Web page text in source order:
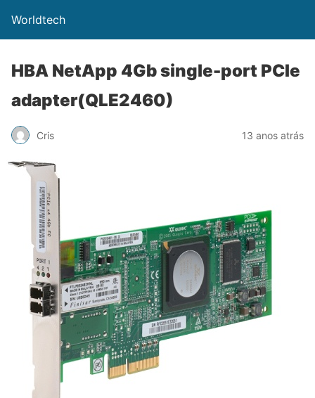
Worldtech
HBA NetApp 4Gb single-port PCIe
adapter(QLE2460)
Cris 13 anos atrás